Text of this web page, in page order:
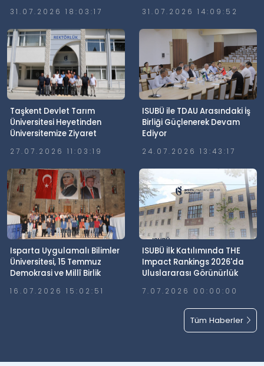
Gerçekleştirildi
31.07.2026 18:03:17 31.07.2026 14:09:52
Taşkent Devlet Tarım
Üniversitesi Heyetinden
Üniversitemize Ziyaret
27.07.2026 11:03:19
ISUBÜ ile TDAU Arasındaki İş
Birliği Güçlenerek Devam
Ediyor
24.07.2026 13:43:17
Isparta Uygulamalı Bilimler
Üniversitesi, 15 Temmuz
Demokrasi ve Millî Birlik
16.07.2026 15:02:51
ISUBÜ İlk Katılımında THE
Impact Rankings 2026'da
Uluslararası Görünürlük
7.07.2026 00:00:00
Tüm Haberler